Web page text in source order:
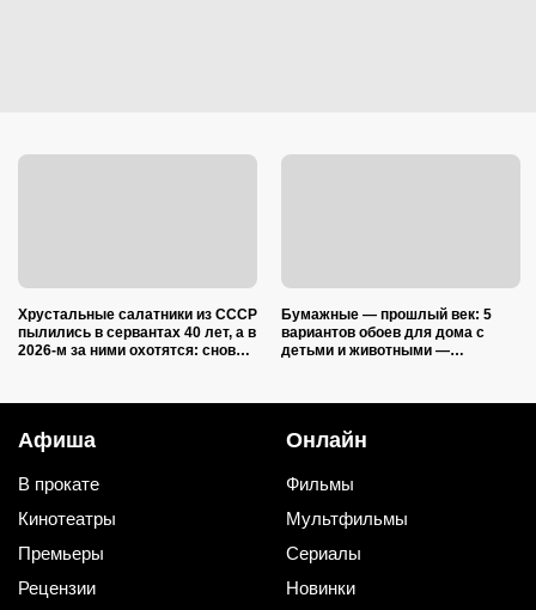
Хрустальные салатники из СССР
пылились в сервантах 40 лет, а в
2026-м за ними охотятся: снова в
Бумажные — прошлый век: 5
вариантов обоев для дома с
детьми и животными —
Афиша
В прокате
Кинотеатры
Премьеры
Рецензии
Онлайн
Фильмы
Мультфильмы
Сериалы
Новинки